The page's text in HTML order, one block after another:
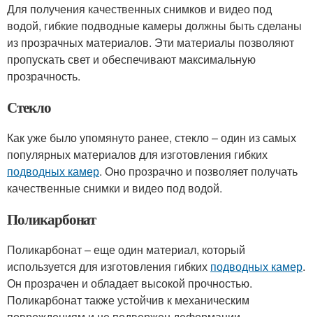
Для получения качественных снимков и видео под
водой, гибкие подводные камеры должны быть сделаны
из прозрачных материалов. Эти материалы позволяют
пропускать свет и обеспечивают максимальную
прозрачность.
Стекло
Как уже было упомянуто ранее, стекло – один из самых
популярных материалов для изготовления гибких
подводных камер. Оно прозрачно и позволяет получать
качественные снимки и видео под водой.
Поликарбонат
Поликарбонат – еще один материал, который
используется для изготовления гибких подводных камер.
Он прозрачен и обладает высокой прочностью.
Поликарбонат также устойчив к механическим